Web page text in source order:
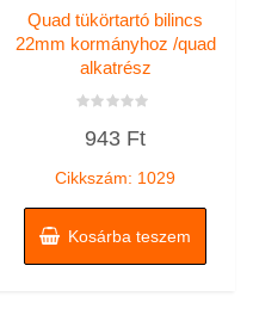
Quad tükörtartó bilincs
22mm kormányhoz /quad
alkatrész
943 Ft
Cikkszám: 1029
Kosárba teszem